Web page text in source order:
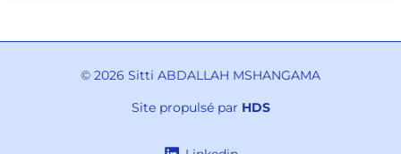
© 2026 Sitti ABDALLAH MSHANGAMA
Site propulsé par HDS